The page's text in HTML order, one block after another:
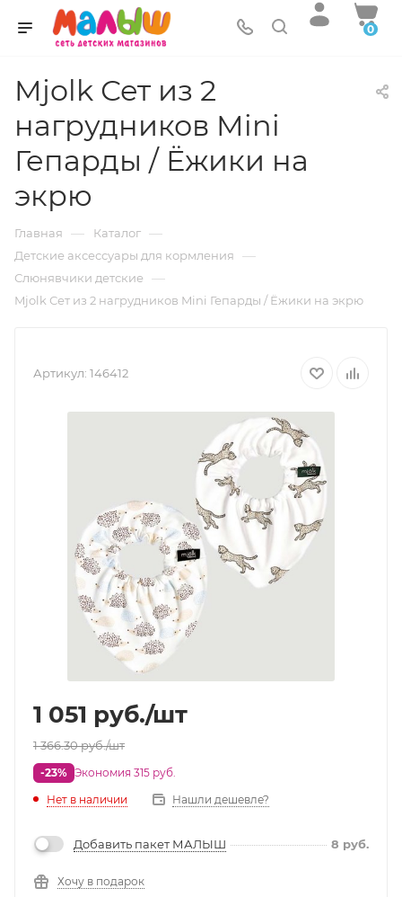
0
Mjolk Сет из 2
нагрудников Mini
Гепарды / Ёжики на
экрю
Главная — Каталог —
Детские аксессуары для кормления —
Слюнявчики детские —
Mjolk Сет из 2 нагрудников Mini Гепарды / Ёжики на экрю
Артикул: 146412
1 051 руб./шт
1 366.30руб./шт
-23% Экономия 315 руб.
Нет в наличии
Нашли дешевле?
Добавить пакет МАЛЫШ 8 руб.
Хочу в подарок